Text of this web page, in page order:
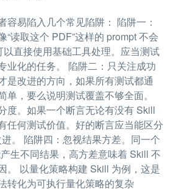
容易陷入几个常见陷阱： 陷阱一：
“读取这个 PDF”这样的 prompt 不会
直接使用基础工具处理。应当测试
业化的任务。 陷阱二：只关注成功
是改进的方向，如果所有测试都通
单，要么说明测试覆盖不够全面。
度。如果一个断言无论有没有 Skill
任何测试价值。好的断言应当能区分
。 陷阱四：忽视结果方差。同一个
生不同结果，高方差意味着 Skill 不
。 以量化策略构建 Skill 为例，这是
转化为可执行量化策略的复杂